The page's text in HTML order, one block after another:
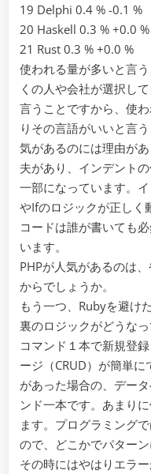
19 Delphi 0.4 % -0.1 %
20 Haskell 0.3 % +0.0 %
21 Rust 0.3 % +0.0 %
使われる量が多いと言
くの人や会社が選択し
言うことですから、使
りその言語がいいと言
気があるのには理由が
夫があり、インデント
一部になっています。
やIfのロジックが正しく
コードは誰が書いても
います。
PHPが人気があるのは
からでしょうか。
もう一つ、Rubyを避け
裏のロジックがどうな
コマンド１本で新規登
ージ（CRUD）が簡単
があった場合の、デー
ンド一本です。あまり
ます。プログラミング
ので、どこかでパター
その時にはやはりエラ